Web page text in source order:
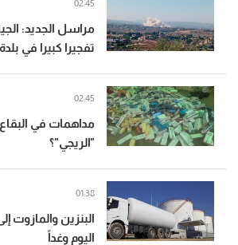
مراسل الجديد:
تفجيرا كبيرا في
02:45
مداهمات في
"الريجي"؟
02:45
البنزين والمازوت
اليوم وغداً
01:38